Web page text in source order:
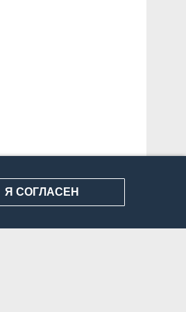
Я СОГЛАСЕН